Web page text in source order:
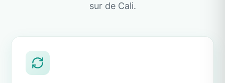
sur de Cali.